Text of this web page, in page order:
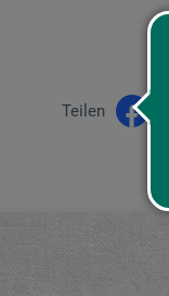
Teilen